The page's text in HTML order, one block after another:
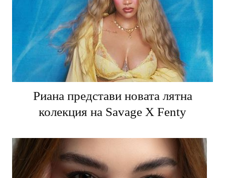
Риана представи новата лятна
колекция на Savage X Fenty